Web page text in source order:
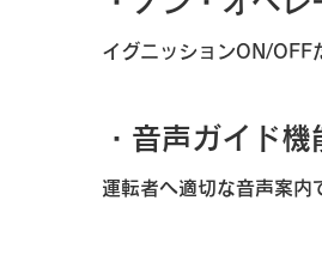
イグニッションON/OFF
・音声ガイド機
運転者へ適切な音声案内